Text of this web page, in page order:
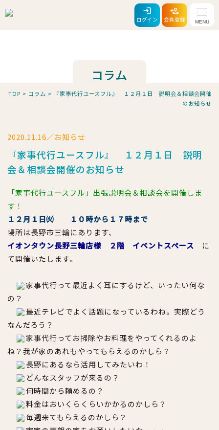
ログイン 会員登録 メニ
コラム
TOP > コラム >
『家事代行ユースフル』 １２月１日 説明会＆相談会開催
のお知らせ
2020.11.16／お知らせ
『家事代行ユースフル』 １２月１日 説明
会＆相談会開催のお知らせ
「家事代行ユースフル」出張説明会＆相談会を開催しま
す！
１２月１日㈫ １０時から１７時まで
場所は長野市三輪にあります、
イオンタウン長野三輪店様 ２階 イベントスペース に
て開催いたします。
家事代行って最近よく耳にするけど、いったい何な
の？
最近テレビでよく話題になっているわね。実際どう
なんだろう？
家事代行ってお掃除やお料理をやってくれるのよ
ね？我が家のあれもやってもらえるのかしら？
長野にあるなら活用してみたいわ！
どんなスタッフが来るの？
何時間から頼めるの？
料金はおいくらくらいかかるのかしら？
毎週来てもらえるのかしら？